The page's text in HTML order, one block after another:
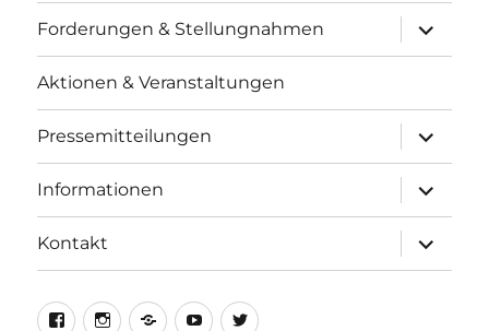
Forderungen & Stellungnahmen
anzeigen
Aktionen & Veranstaltungen
Pressemitteilungen
anzeigen
Informationen
anzeigen
Kontakt
anzeigen
facebookinstagram
telegram
youtubetwitter